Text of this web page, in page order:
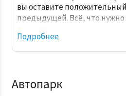
вы оставите
предыдущей. Всё, что нужно
Подробнее
Автопарк